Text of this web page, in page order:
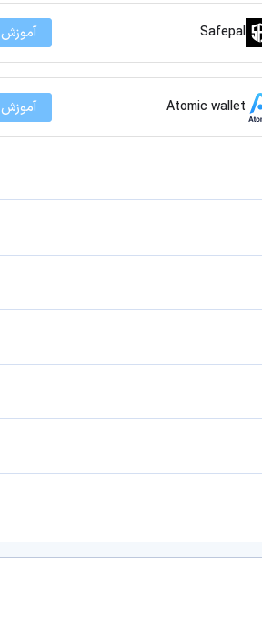
Safepal آموزش
Atomic wallet آموزش